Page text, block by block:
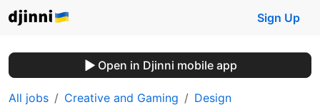
Sign Up
Open in Djinni mobile app
All jobs Creative and Gaming
Design